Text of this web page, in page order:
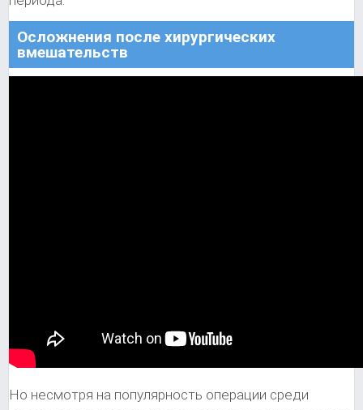
Осложнения после хирургических
вмешательств
Но несмотря на популярность операции среди